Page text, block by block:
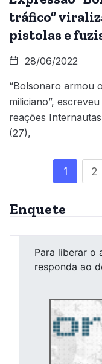
tráfico”
pistolas e
28/06/2022
“Bolsonaro armou
miliciano”,
reações
(27),
1 2
Enquete